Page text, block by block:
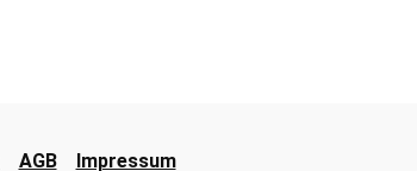
AGB Impressum